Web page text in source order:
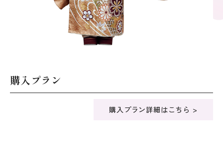
購入プラン
購入プラン詳細はこちら >